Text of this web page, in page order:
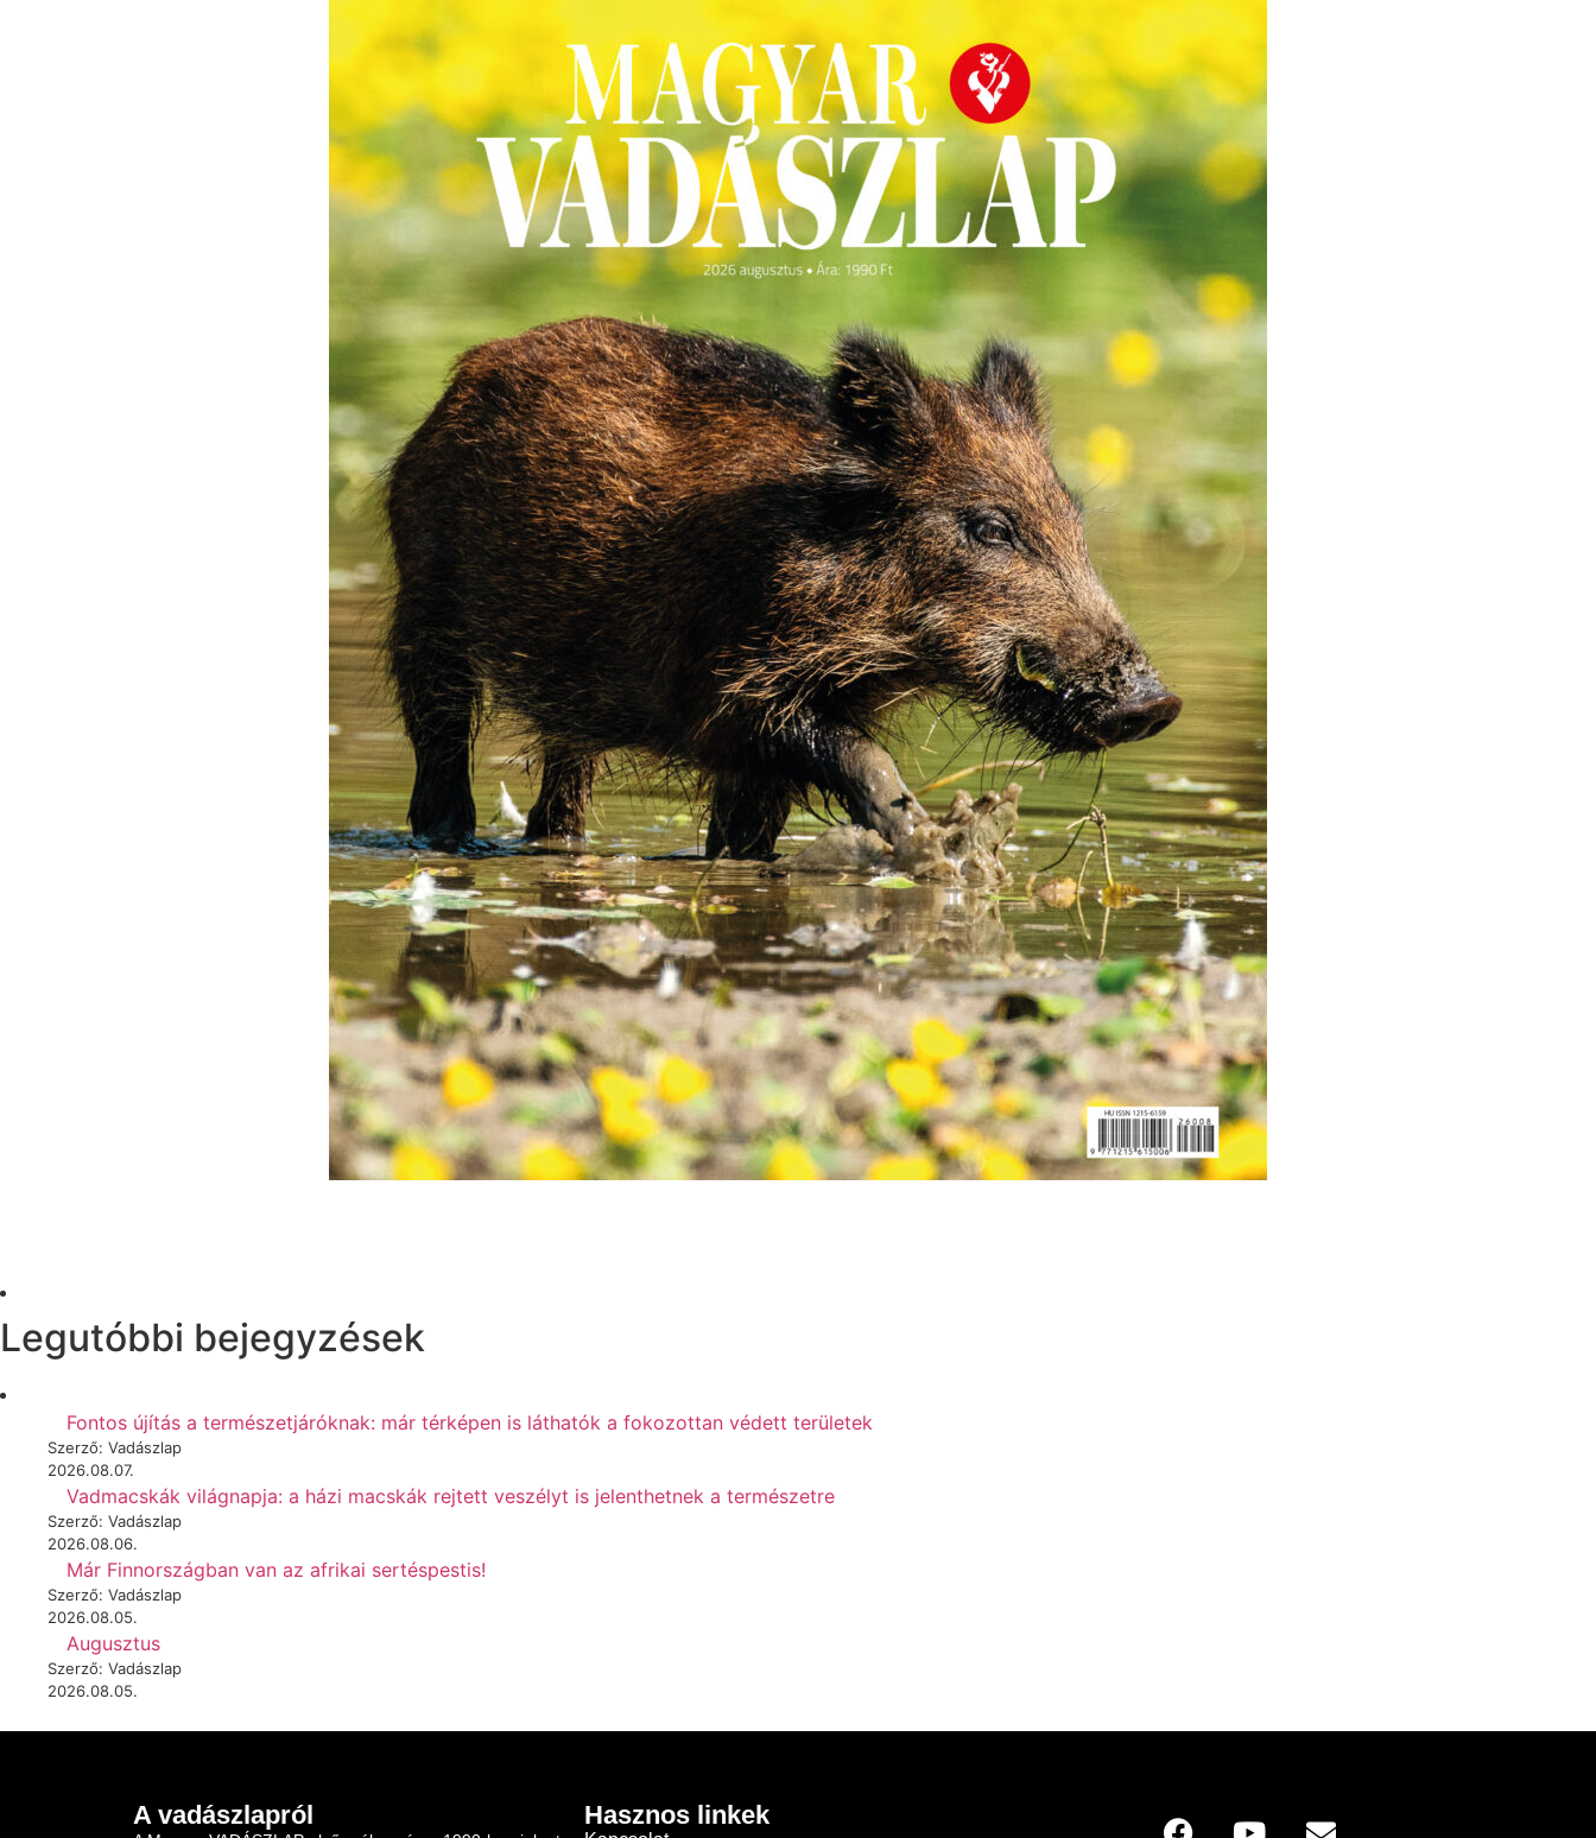
Legutóbbi bejegyzések
Fontos újítás a természetjáróknak: már térképen is láthatók a fokozottan védett területek
Szerző: Vadászlap
2026.08.07.
Vadmacskák világnapja: a házi macskák rejtett veszélyt is jelenthetnek a természetre
Szerző: Vadászlap
2026.08.06.
Már Finnországban van az afrikai sertéspestis!
Szerző: Vadászlap
2026.08.05.
Augusztus
Szerző: Vadászlap
2026.08.05.
A vadászlapról Hasznos linkek